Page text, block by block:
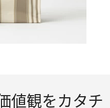
値観をカタチ